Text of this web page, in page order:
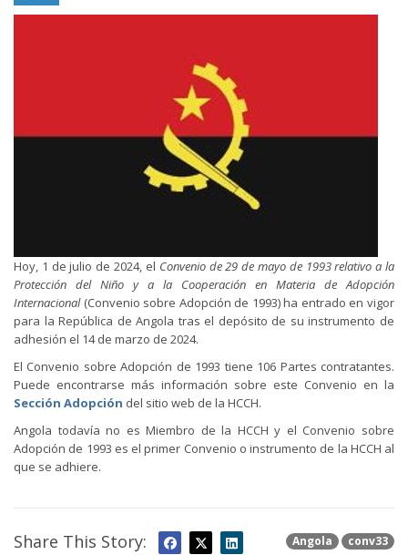
Hoy, 1 de julio de 2024, el Convenio de 29 de mayo de 1993 relativo a la
Protección del Niño y a la Cooperación en Materia de Adopción
Internacional(Convenio sobre Adopción de 1993) ha entrado en vigor
para la República de Angola tras el depósito de su instrumento de
adhesión el 14 de marzo de 2024.
El Convenio sobre Adopción de 1993 tiene 106 Partes contratantes.
Puede encontrarse más información sobre este Convenio en la
Sección Adopción del sitio web de la HCCH.
Angola todavía no es Miembro de la HCCH y el Convenio sobre
Adopción de 1993 es el primer Convenio o instrumento de la HCCH al
que se adhiere.
Angola conv33
Share This Story: